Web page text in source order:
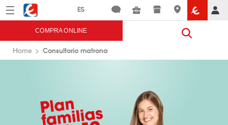
Menú Eroski
COMPRA ONLINE
Home Consultorio matrona